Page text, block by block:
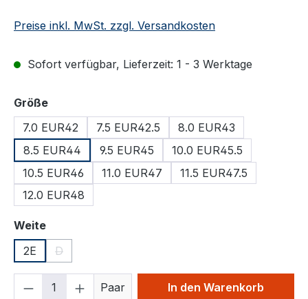
Preise inkl. MwSt. zzgl. Versandkosten
Sofort verfügbar, Lieferzeit: 1 - 3 Werktage
Größeauswählen
7.0 EUR42
7.5 EUR42.5
8.0 EUR43
8.5 EUR44
9.5 EUR45
10.0 EUR45.5
10.5 EUR46
11.0 EUR47
11.5 EUR47.5
12.0 EUR48
Weiteauswählen
2E
D
(Diese Option ist zurzeit nicht verfügbar.)
Produkt Anzahl: Gib den
Paar In den Warenkorb